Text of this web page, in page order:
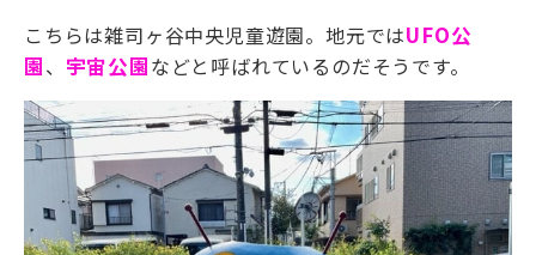
こちらは雑司ヶ谷中央児童遊園。地元ではUFO公
園、 宇宙公園などと呼ばれているのだそうです。